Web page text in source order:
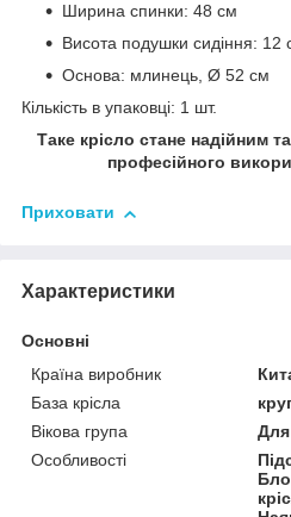
Ширина спинки: 48 см
Висота подушки сидіння: 12
Основа: млинець, Ø 52 см
Кількість в упаковці: 1 шт.
Таке крісло стане надійним
професійного
Приховати
Характеристики
Основні
Країна виробник
База крісла
Вікова група
Для
Особливості